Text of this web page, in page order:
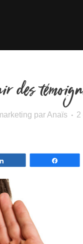
des
parAnaïs 2